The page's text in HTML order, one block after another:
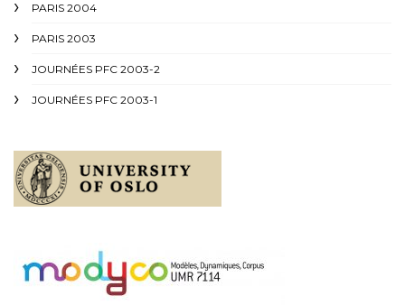
PARIS 2004
PARIS 2003
JOURNÉES PFC 2003-2
JOURNÉES PFC 2003-1